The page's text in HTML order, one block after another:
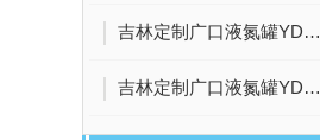
吉林定制广口液氮罐YDK-10
吉林定制广口液氮罐YDK-500